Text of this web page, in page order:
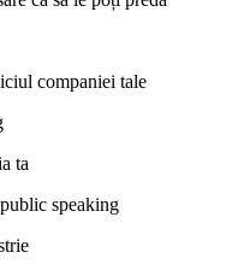
companiei tale
ta
speaking